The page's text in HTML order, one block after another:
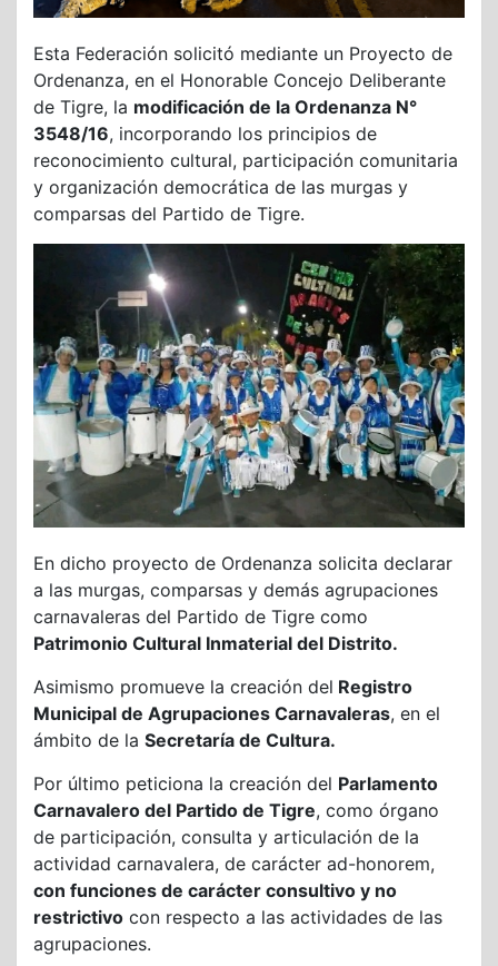
Esta Federación solicitó mediante un Proyecto de
Ordenanza, en el Honorable Concejo Deliberante
de Tigre, la modificación de la Ordenanza N°
3548/16, incorporando los principios de
reconocimiento cultural, participación comunitaria
y organización democrática de las murgas y
comparsas del Partido de Tigre.
En dicho proyecto de Ordenanza solicita declarar
a las murgas, comparsas y demás agrupaciones
carnavaleras del Partido de Tigre como
Patrimonio Cultural Inmaterial del Distrito.
Asimismo promueve la creación del Registro
Municipal de Agrupaciones Carnavaleras, en el
ámbito de la Secretaría de Cultura.
Por último peticiona la creación del Parlamento
Carnavalero del Partido de Tigre, como órgano
de participación, consulta y articulación de la
actividad carnavalera, de carácter ad-honorem,
con funciones de carácter consultivo y no
restrictivo con respecto a las actividades de las
agrupaciones.